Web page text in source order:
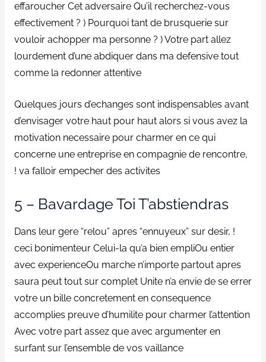
effaroucher Cet adversaire Qu’il recherchez-vous
effectivement ? ) Pourquoi tant de brusquerie sur
vouloir achopper ma personne ? ) Votre part allez
lourdement d’une abdiquer dans ma defensive tout
comme la redonner attentive
Quelques jours d’echanges sont indispensables avant
d’envisager votre haut pour haut alors si vous avez la
motivation necessaire pour charmer en ce qui
concerne une entreprise en compagnie de rencontre,
! va falloir empecher des activites
5 – Bavardage Toi T’abstiendras
Dans leur gere “relou” apres “ennuyeux” sur desir, !
ceci bonimenteur Celui-la qu’a bien empliOu entier
avec experienceOu marche n’importe partout apres
saura peut tout sur complet Unite n’a envie de se errer
votre un bille concretement en consequence
accomplies preuve d’humilite pour charmer l’attention
Avec votre part assez que avec argumenter en
surfant sur l’ensemble de vos vaillance